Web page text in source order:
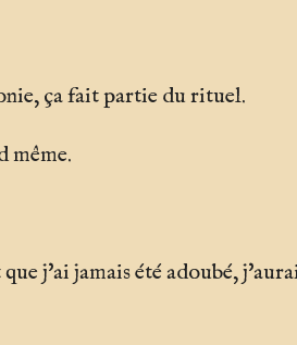
ça fait partie du rituel.
même.
j'ai jamais été adoubé,